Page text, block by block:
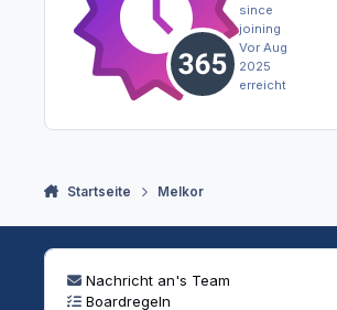
since
joining
Vor Aug
2025
erreicht
Startseite Melkor
Nachricht an's Team
Boardregeln